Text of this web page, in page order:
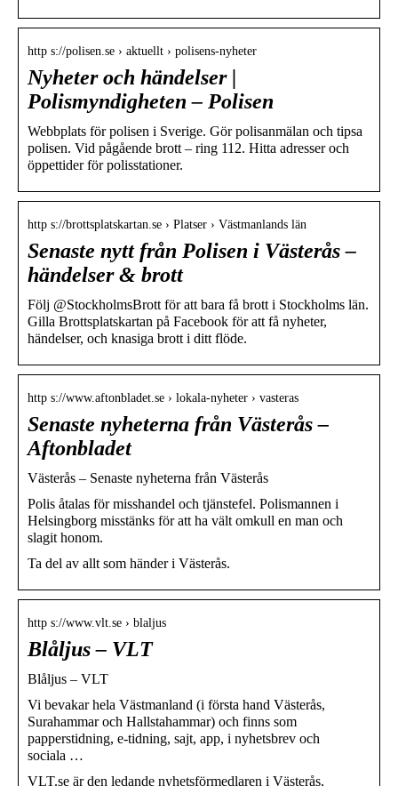
http s://polisen.se › aktuellt › polisens-nyheter
Nyheter och händelser |
Polismyndigheten – Polisen
Webbplats för polisen i Sverige. Gör polisanmälan och tipsa
polisen. Vid pågående brott – ring 112. Hitta adresser och
öppettider för polisstationer.
http s://brottsplatskartan.se › Platser › Västmanlands län
Senaste nytt från Polisen i Västerås –
händelser & brott
Följ @StockholmsBrott för att bara få brott i Stockholms län.
Gilla Brottsplatskartan på Facebook för att få nyheter,
händelser, och knasiga brott i ditt flöde.
http s://www.aftonbladet.se › lokala-nyheter › vasteras
Senaste nyheterna från Västerås –
Aftonbladet
Västerås – Senaste nyheterna från Västerås
Polis åtalas för misshandel och tjänstefel. Polismannen i
Helsingborg misstänks för att ha vält omkull en man och
slagit honom.
Ta del av allt som händer i Västerås.
http s://www.vlt.se › blaljus
Blåljus – VLT
Blåljus – VLT
Vi bevakar hela Västmanland (i första hand Västerås,
Surahammar och Hallstahammar) och finns som
papperstidning, e-tidning, sajt, app, i nyhetsbrev och
sociala …
VLT.se är den ledande nyhetsförmedlaren i Västerås,